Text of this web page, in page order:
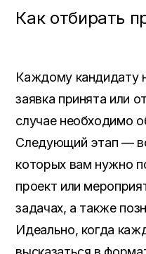
Как отбирать
Каждому кандидату
заявка принята или
случае необходимо
Следующий этап —
которых вам нужно
проект или
задачах, а также
Идеально, когда